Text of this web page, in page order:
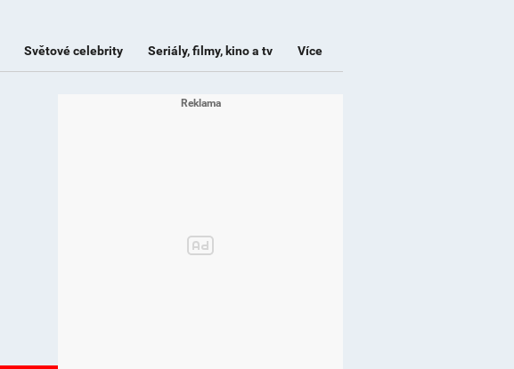
Světové celebrity Seriály, filmy, kino a tv Více